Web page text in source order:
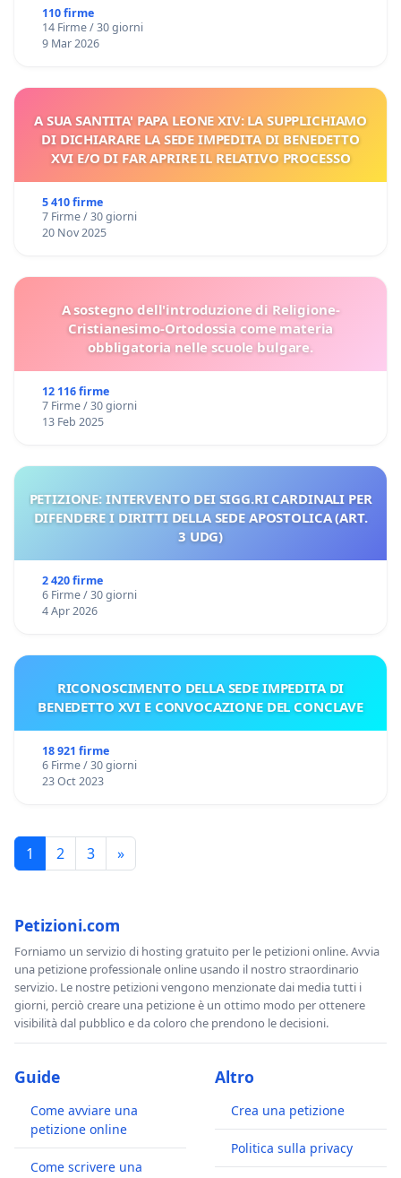
110 firme
14 Firme / 30 giorni
9 Mar 2026
A SUA SANTITA' PAPA LEONE XIV: LA SUPPLICHIAMO
DI DICHIARARE LA SEDE IMPEDITA DI BENEDETTO
XVI E/O DI FAR APRIRE IL RELATIVO PROCESSO
5 410 firme
7 Firme / 30 giorni
20 Nov 2025
A sostegno dell'introduzione di Religione-
Cristianesimo-Ortodossia come materia
obbligatoria nelle scuole bulgare.
12 116 firme
7 Firme / 30 giorni
13 Feb 2025
PETIZIONE: INTERVENTO DEI SIGG.RI CARDINALI PER
DIFENDERE I DIRITTI DELLA SEDE APOSTOLICA (ART.
3 UDG)
2 420 firme
6 Firme / 30 giorni
4 Apr 2026
RICONOSCIMENTO DELLA SEDE IMPEDITA DI
BENEDETTO XVI E CONVOCAZIONE DEL CONCLAVE
18 921 firme
6 Firme / 30 giorni
23 Oct 2023
1 2 3 »
Petizioni.com
Forniamo un servizio di hosting gratuito per le petizioni online. Avvia
una petizione professionale online usando il nostro straordinario
servizio. Le nostre petizioni vengono menzionate dai media tutti i
giorni, perciò creare una petizione è un ottimo modo per ottenere
visibilità dal pubblico e da coloro che prendono le decisioni.
Guide
Come avviare una
petizione online
Come scrivere una
Altro
Crea una petizione
Politica sulla privacy